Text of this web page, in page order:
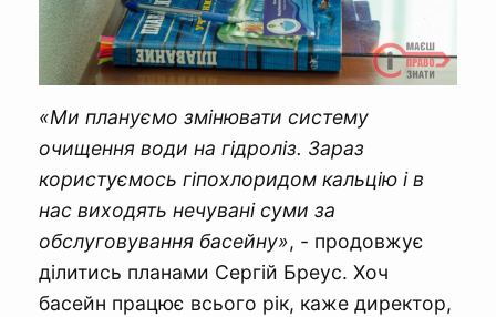
«Ми плануємо змінювати систему
очищення води на гідроліз. Зараз
користуємось гіпохлоридом кальцію і в
нас виходять нечувані суми за
обслуговування басейну», - продовжує
ділитись планами Сергій Бреус. Хоч
басейн працює всього рік, каже директор,